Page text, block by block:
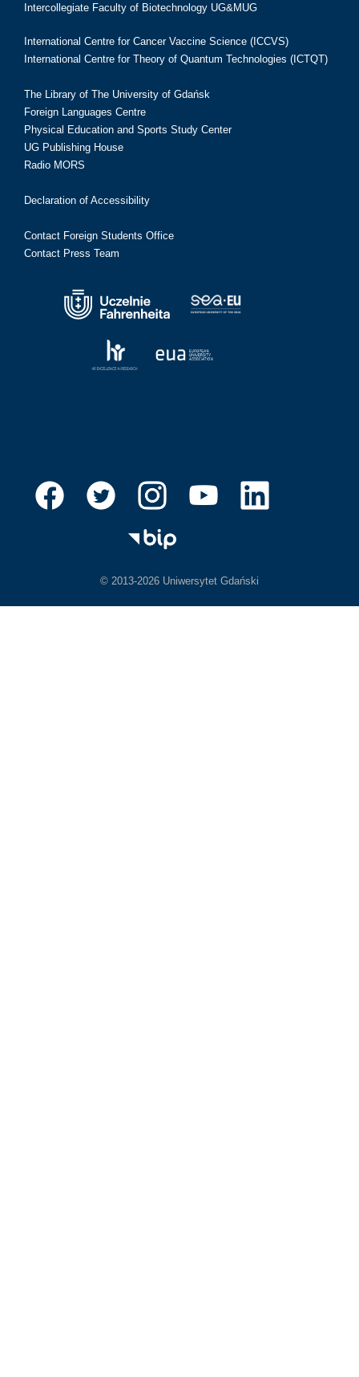
Intercollegiate Faculty of Biotechnology UG&MUG
International Centre for Cancer Vaccine Science (ICCVS)
International Centre for Theory of Quantum Technologies (ICTQT)
The Library of The University of Gdańsk
Foreign Languages Centre
Physical Education and Sports Study Center
UG Publishing House
Radio MORS
Declaration of Accessibility
Contact Foreign Students Office
Contact Press Team
© 2013-2026 Uniwersytet Gdański